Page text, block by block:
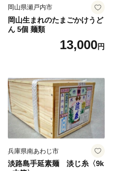
岡山県瀬戸内市
岡山生まれのたまごかけうど
ん 5個 麺類
13,000円
兵庫県南あわじ市
淡路島手延素麺 淡じ糸〈9k